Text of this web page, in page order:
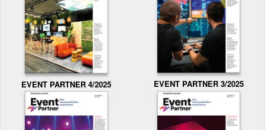
EVENT PARTNER 4/2025 EVENT PARTNER 3/2025